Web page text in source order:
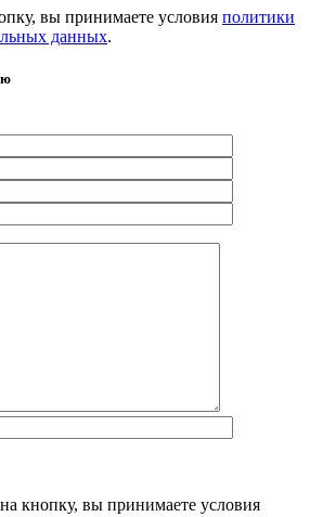
вы принимаете условия политики
данных.
кнопку, вы принимаете условия